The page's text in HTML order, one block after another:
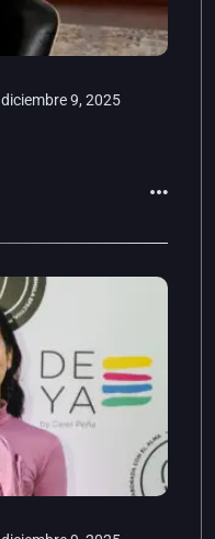
diciembre 9, 2025